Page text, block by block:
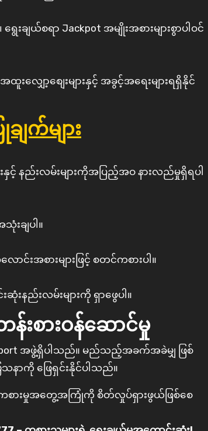
းချယ်စရာ Jackpot အမျိုးအစားများစွာပါဝင်
ော့စျေးများနှင့် အခွင့်အရေးများရရှိနိုင်
ျက်များ
င့် နည်းလမ်းများကိုအပြည့်အဝ နားလည်မှုရှိရပါ
းချပါ။
င်းအစားများဖြင့် စတင်ကစားပါ။
းနည်းလမ်းများကို ရှာဖွေပါ။
းစားဝန်ဆောင်မှု
အဖွဲ့ရှိပါသည်။ မည်သည့်အခက်အခဲမျှ ဖြစ်
နာကို ဖြေရှင်းနိုင်ပါသည်။
းကစားမှုအတွေ့အကြုံကို စိတ်လှုပ်ရှားဖွယ်ဖြစ်စေ